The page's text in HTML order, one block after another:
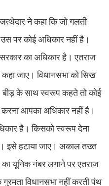
ने कहा कि जो गलती
पर कोई अधिकार नहीं है।
सरकार का अधिकार है। एतराज
जाए। विधानसभा को सिख
के साथ स्वरूप कहते तो कोई
आपका अधिकार नहीं है।
है। किसको स्वरूप देना
इसे हटाया जाए। अकाल तख्त
यूनिक नंबर लगाने पर एतराज
गुरमता विधानसभा नहीं करती पंथ